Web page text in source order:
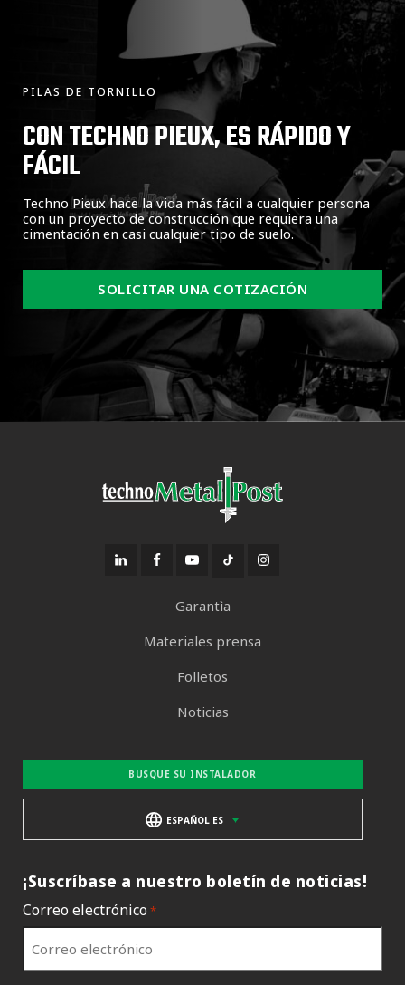
PILAS DE TORNILLO
CON TECHNO PIEUX, ES RÁPIDO Y
FÁCIL
Techno Pieux hace la vida más fácil a cualquier persona
con un proyecto de construcción que requiera una
cimentación en casi cualquier tipo de suelo.
SOLICITAR UNA COTIZACIÓN
Garantìa
Materiales prensa
Folletos
Noticias
BUSQUE SU INSTALADOR
ESPAÑOL ES
¡Suscríbase a nuestro boletín de noticias!
Correo electrónico *